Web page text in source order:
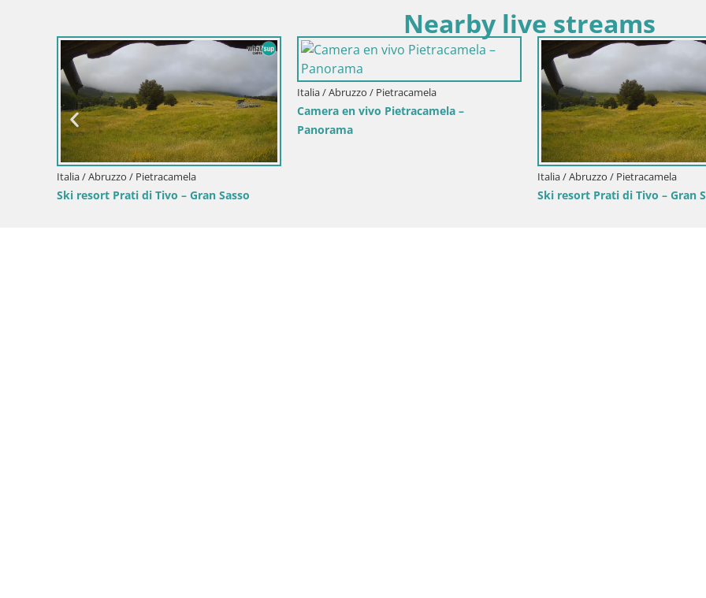
Nearby live streams
Italia / Abruzzo / Pietracamela
Ski resort Prati di Tivo – Gran Sasso
Italia / Abruzzo / Pietracamela
Camera en vivo Pietracamela –
Panorama
Italia / Abruzzo / Pietracamela
Ski resort Prati di Tivo – Gran